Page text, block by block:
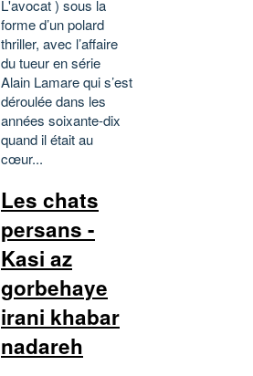
L'avocat ) sous la
forme d’un polard
thriller, avec l’affaire
du tueur en série
Alain Lamare qui s’est
déroulée dans les
années soixante-dix
quand il était au
cœur...
Les chats
persans -
Kasi az
gorbehaye
irani khabar
nadareh